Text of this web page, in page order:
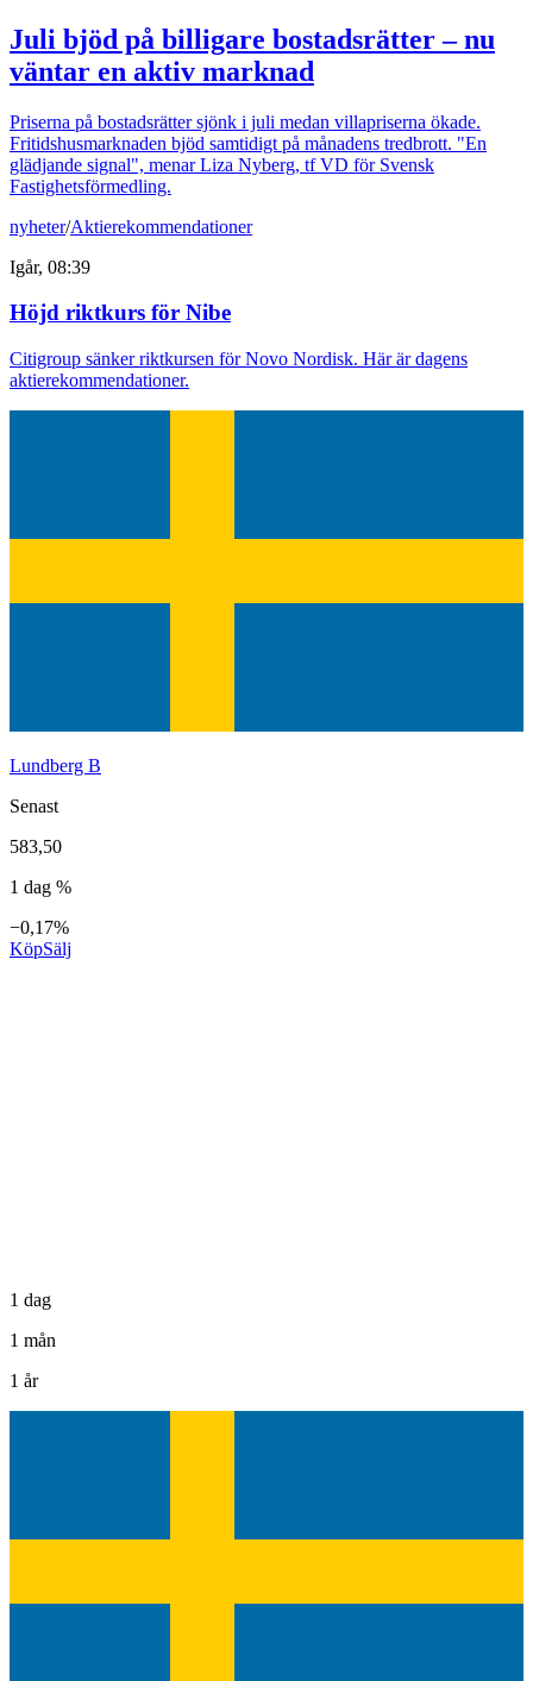
Juli bjöd på billigare bostadsrätter – nu
väntar en aktiv marknad
Priserna på bostadsrätter sjönk i juli medan villapriserna ökade.
Fritidshusmarknaden bjöd samtidigt på månadens tredbrott. "En
glädjande signal", menar Liza Nyberg, tf VD för Svensk
Fastighetsförmedling.
nyheter/Aktierekommendationer
Igår, 08:39
Höjd riktkurs för Nibe
Citigroup sänker riktkursen för Novo Nordisk. Här är dagens
aktierekommendationer.
Lundberg B
Senast
583,50
1 dag %
−0,17%
KöpSälj
1 dag
1 mån
1 år